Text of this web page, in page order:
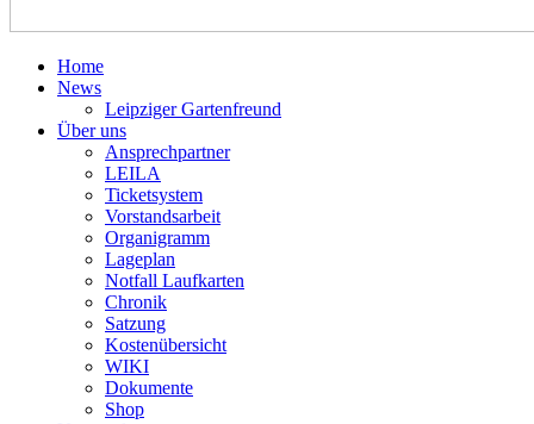
Home
News
Leipziger Gartenfreund
Über uns
Ansprechpartner
LEILA
Ticketsystem
Vorstandsarbeit
Organigramm
Lageplan
Notfall Laufkarten
Chronik
Satzung
Kostenübersicht
WIKI
Dokumente
Shop